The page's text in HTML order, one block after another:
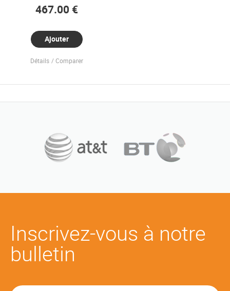
467.00 €
Ajouter
Détails Comparer
Inscrivez-vous à notre
bulletin